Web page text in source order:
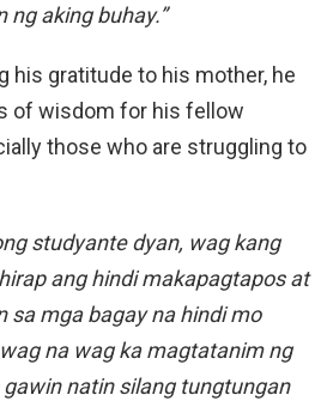
aking buhay.”
his gratitude to his mother, he
of wisdom for his fellow
those who are struggling to
studyante dyan, wag kang
ang hindi makapagtapos at
sa mga bagay na hindi mo
na wag ka magtatanim ng
natin silang tungtungan